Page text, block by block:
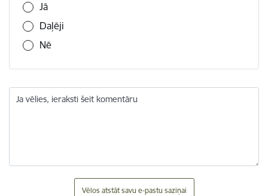
Jā
Daļēji
Nē
Ja vēlies, ieraksti šeit komentāru
Vēlos atstāt savu e-pastu saziņai